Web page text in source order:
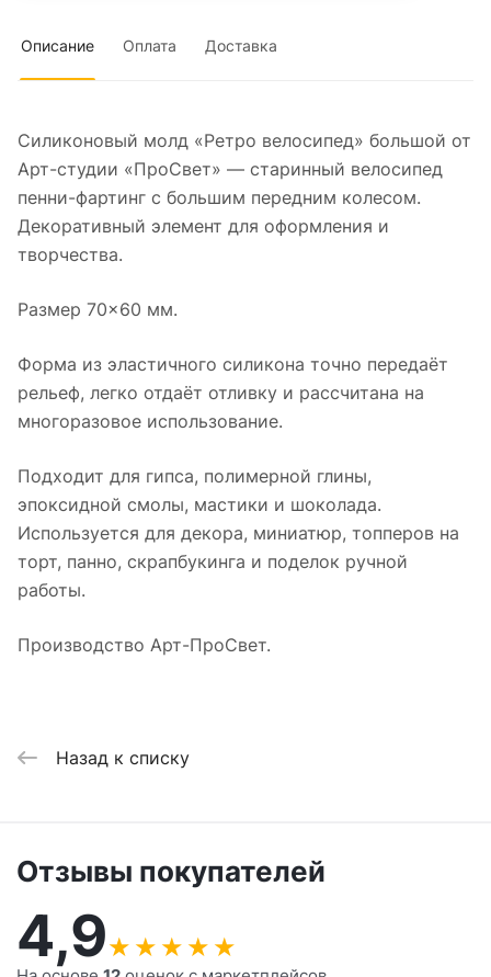
Описание Оплата Доставка
Силиконовый молд «Ретро велосипед» большой от
Арт-студии «ПроСвет» — старинный велосипед
пенни-фартинг с большим передним колесом.
Декоративный элемент для оформления и
творчества.
Размер 70×60 мм.
Форма из эластичного силикона точно передаёт
рельеф, легко отдаёт отливку и рассчитана на
многоразовое использование.
Подходит для гипса, полимерной глины,
эпоксидной смолы, мастики и шоколада.
Используется для декора, миниатюр, топперов на
торт, панно, скрапбукинга и поделок ручной
работы.
Производство Арт-ПроСвет.
Назад к списку
Отзывы покупателей
4,9★ ★ ★ ★ ★